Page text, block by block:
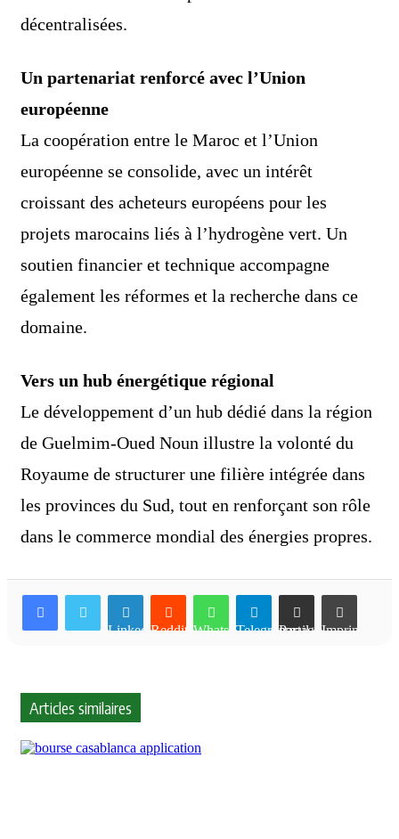
décentralisées.
Un partenariat renforcé avec l’Union
européenne
La coopération entre le Maroc et l’Union
européenne se consolide, avec un intérêt
croissant des acheteurs européens pour les
projets marocains liés à l’hydrogène vert. Un
soutien financier et technique accompagne
également les réformes et la recherche dans ce
domaine.
Vers un hub énergétique régional
Le développement d’un hub dédié dans la région
de Guelmim-Oued Noun illustre la volonté du
Royaume de structurer une filière intégrée dans
les provinces du Sud, tout en renforçant son rôle
dans le commerce mondial des énergies propres.
LinkedinReddit WhatsAppTelegramPartager par email Imprimer
Articles similaires